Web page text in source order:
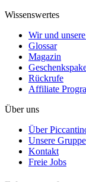
Wissenswertes
Wir und
Glossar
Magazin
Rückrufe
Affiliate
Über uns
Über
Unsere Gruppe
Kontakt
Freie Jobs